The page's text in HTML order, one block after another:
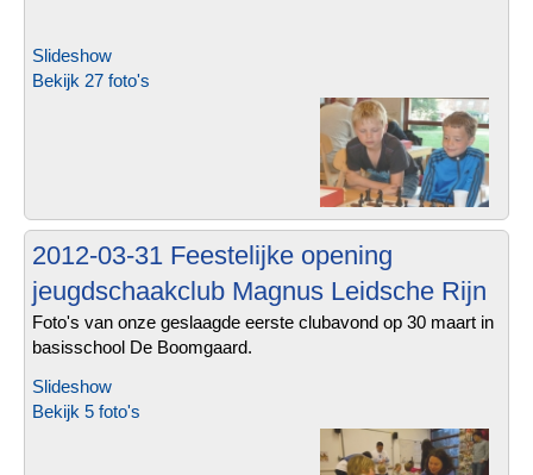
Slideshow
Bekijk 27 foto's
2012-03-31 Feestelijke opening
jeugdschaakclub Magnus Leidsche Rijn
Foto's van onze geslaagde eerste clubavond op 30 maart in
basisschool De Boomgaard.
Slideshow
Bekijk 5 foto's